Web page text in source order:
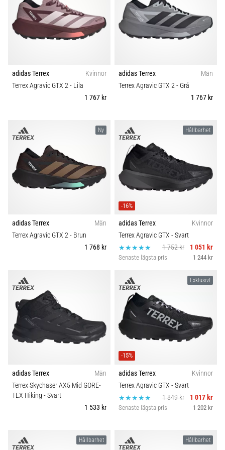
löpning
och
beeptest:
de
och
praktiken
testar
shuttle
run
riktningsförändringar.
Hur
används
det…
6. 8. 2026
Löparknä:
Orsaker,
behandling
Löparknä,
Kategori 1
Färg
Typ av sko
Passform
Hållbarhet
Komfort och dämpning
adidas Terrex
Kvinnor
Terrex Agravic GTX 2- Lila
1 767 kr
adidas Terrex
Män
Terrex Agravic GTX 2- Grå
1 767 kr
Ny
adidas Terrex
Män
Terrex Agravic GTX 2- Brun
1 768 kr
Hållbarhet
-16%
adidas Terrex
Kvinnor
Terrex Agravic GTX - Svart
1 752 kr
1 051 kr
Senaste lägsta pris 1 244 kr
adidas Terrex
Män
Terrex Skychaser AX5 Mid GORE-
TEX Hiking - Svart
1 533 kr
Exklusivt
-15%
adidas Terrex
Kvinnor
Terrex Agravic GTX - Svart
1 849 kr
1 017 kr
Senaste lägsta pris 1 202 kr
Hållbarhet Hållbarhet